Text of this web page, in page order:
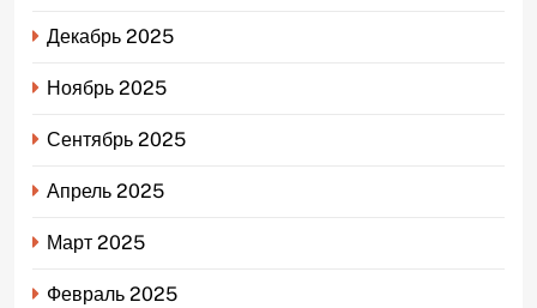
Декабрь 2025
Ноябрь 2025
Сентябрь 2025
Апрель 2025
Март 2025
Февраль 2025